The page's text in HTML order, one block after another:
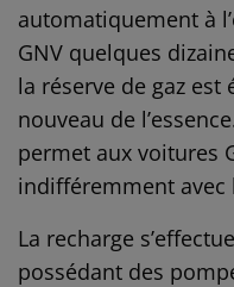
automatiquement à
GNV quelques
la réserve de gaz
nouveau de
permet aux voitures
indifféremment avec
La recharge
possédant des